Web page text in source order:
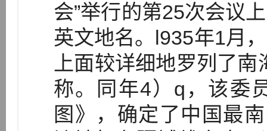
会”举行的第25次会议
英文地名。l935年1月
上面较详细地罗列了
称。同年4）q，该委
图》，确定了中国最